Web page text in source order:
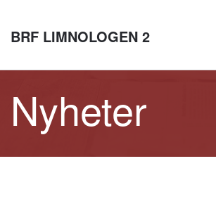
BRF LIMNOLOGEN 2
Nyheter